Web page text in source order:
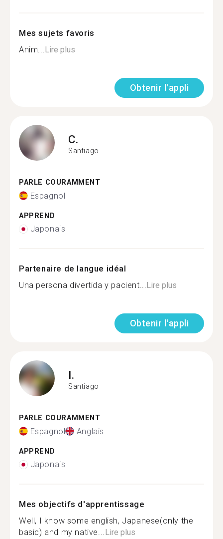
Mes sujets favoris
Anim...Lire plus
Obtenir l'appli
C.
Santiago
PARLE COURAMMENT
Espagnol
APPREND
Japonais
Partenaire de langue idéal
Una persona divertida y pacient...Lire plus
Obtenir l'appli
I.
Santiago
PARLE COURAMMENT
Espagnol Anglais
APPREND
Japonais
Mes objectifs d'apprentissage
Well, I know some english, Japanese(only the
basic) and my native...Lire plus